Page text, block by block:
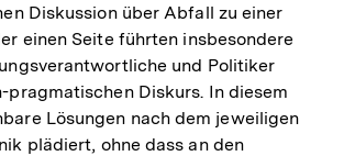
Diskussion über Abfall zu einer
einen Seite führten insbesondere
und Politiker
pragmatischen Diskurs. In diesem
Lösungen nach dem jeweiligen
plädiert, ohne dass an den